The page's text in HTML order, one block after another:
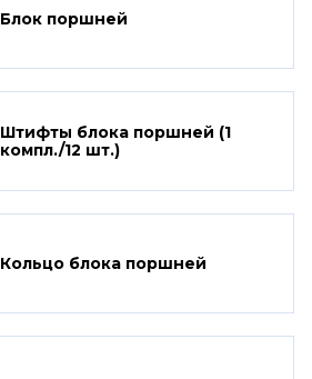
Блок поршней
Штифты блока поршней (1
компл./12 шт.)
Кольцо блока поршней